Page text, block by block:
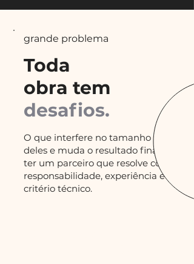
grande problema
Toda
obra tem
desafios.
O que interfere no tamanho
deles e muda o resultado final é
ter um parceiro que resolve com
responsabilidade, experiência e
critério técnico.